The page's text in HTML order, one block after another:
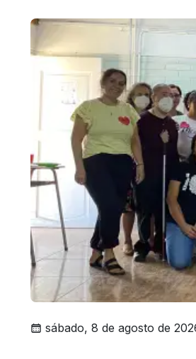
sábado, 8 de agosto de